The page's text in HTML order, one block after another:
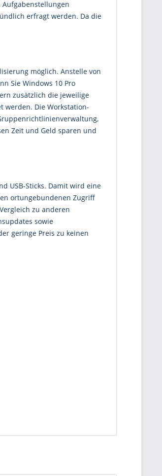
erfragt werden. Da die
möglich. Anstelle von
Sie Windows 10 Pro
zusätzlich die jeweilige
werden. Die Workstation-
Zeit und Geld sparen und
USB-Sticks. Damit wird eine
ortungebundenen Zugriff
zu anderen
sowie
geringe Preis zu keinen